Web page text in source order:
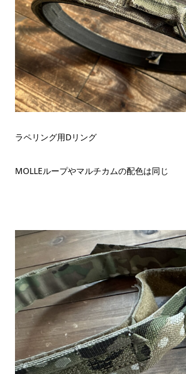
ラペリング用Dリング
MOLLEループやマルチカムの配色は同じ